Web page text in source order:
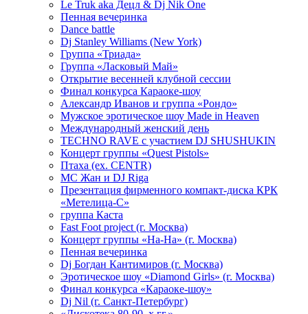
Le Truk aka Децл & Dj Nik One
Пенная вечеринка
Dance battle
Dj Stanley Williams (New York)
Группа «Триада»
Группа «Ласковый Май»
Открытие весенней клубной сессии
Финал конкурса Караоке-шоу
Александр Иванов и группа «Рондо»
Мужское эротическое шоу Made in Heaven
Международный женский день
TECHNO RAVE с участием DJ SHUSHUKIN
Концерт группы «Quest Pistols»
Птаха (ex. CENTR)
МС Жан и DJ Riga
Презентация фирменного компакт-диска КРК
«Метелица-С»
группа Каста
Fast Foot project (г. Москва)
Концерт группы «На-На» (г. Москва)
Пенная вечеринка
Dj Богдан Кантимиров (г. Москва)
Эротическое шоу «Diamond Girls» (г. Москва)
Финал конкурса «Караоке-шоу»
Dj Nil (г. Санкт-Петербург)